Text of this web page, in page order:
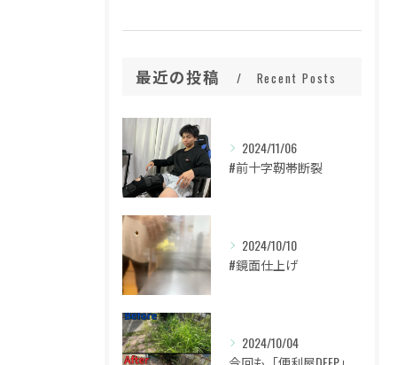
最近の投稿 Recent Posts
2024/11/06
#前十字靭帯断裂
2024/10/10
#鏡面仕上げ
2024/10/04